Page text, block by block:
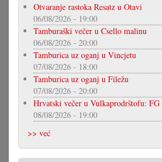
Otvaranje rastoka Resatz u Otavi
06/08/2026 - 19:00
Tamburaški večer u Csello malinu
06/08/2026 - 20:00
Tamburica uz oganj u Vincjetu
07/08/2026 - 18:00
Tamburica uz oganj u Filežu
07/08/2026 - 20:00
Hrvatski večer u Vulkaprodrštofu: FG
08/08/2026 - 19:00
>> već